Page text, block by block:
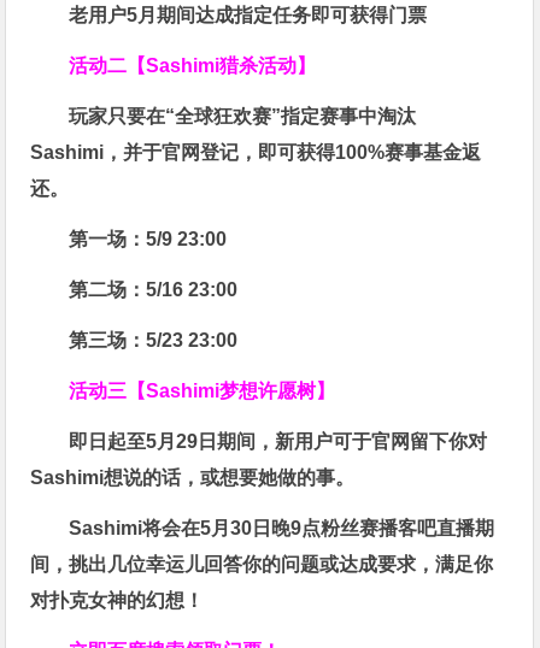
老用户5月期间达成指定任务即可获得门票
活动二【Sashimi猎杀活动】
玩家只要在“全球狂欢赛”指定赛事中淘汰
Sashimi，并于官网登记，即可获得100%赛事基金返
还。
第一场：5/9 23:00
第二场：5/16 23:00
第三场：5/23 23:00
活动三【Sashimi梦想许愿树】
即日起至5月29日期间，新用户可于官网留下你对
Sashimi想说的话，或想要她做的事。
Sashimi将会在5月30日晚9点粉丝赛播客吧直播期
间，挑出几位幸运儿回答你的问题或达成要求，满足你
对扑克女神的幻想 ！